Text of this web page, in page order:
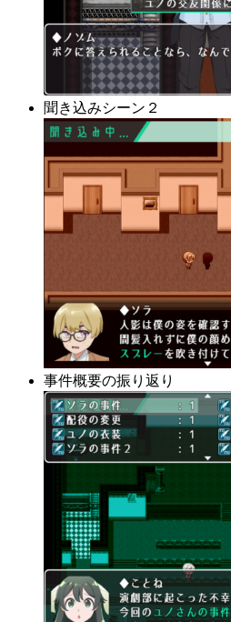
聞き込みシーン２
事件概要の振り返り